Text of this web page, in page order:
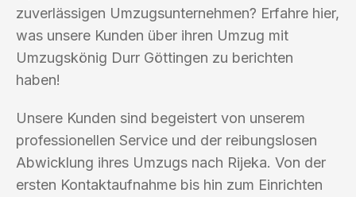
zuverlässigen Umzugsunternehmen? Erfahre hier,
was unsere Kunden über ihren Umzug mit
Umzugskönig Durr Göttingen zu berichten
haben!
Unsere Kunden sind begeistert von unserem
professionellen Service und der reibungslosen
Abwicklung ihres Umzugs nach Rijeka. Von der
ersten Kontaktaufnahme bis hin zum Einrichten